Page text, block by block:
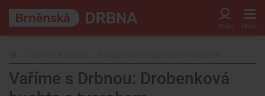
Vaříme s Drbnou: Drobenková